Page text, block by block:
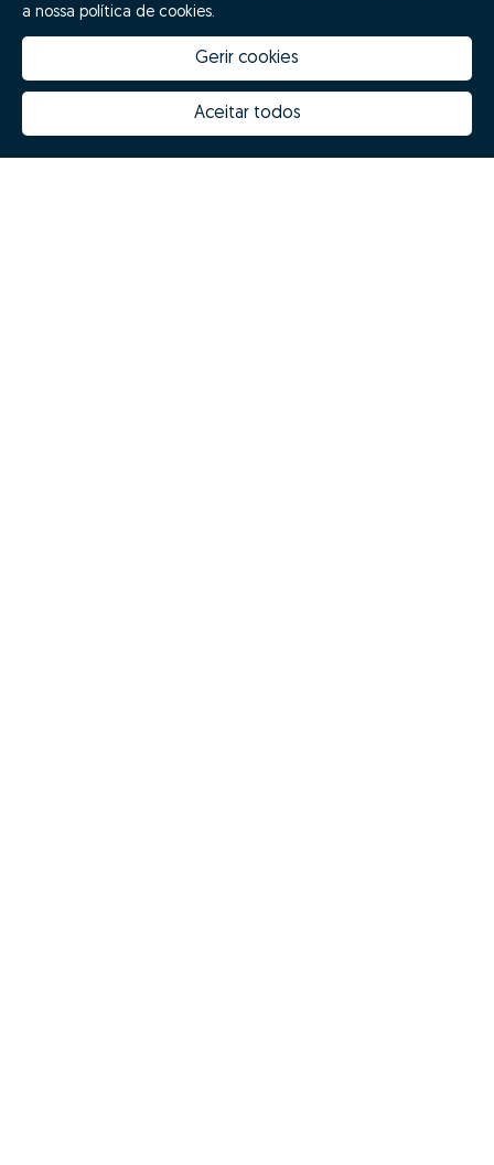
a nossa política de cookies.
Gerir cookies
Aceitar todos